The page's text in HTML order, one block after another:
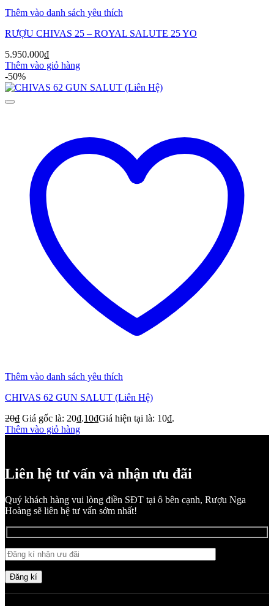
Thêm vào danh sách yêu thích
RƯỢU CHIVAS 25 – ROYAL SALUTE 25 YO
5.950.000₫
Thêm vào giỏ hàng
-50%
Thêm vào danh sách yêu thích
CHIVAS 62 GUN SALUT (Liên Hệ)
20₫ Giá gốc là: 20₫.10₫Giá hiện tại là: 10₫.
Thêm vào giỏ hàng
Liên hệ tư vấn và nhận ưu đãi
Quý khách hàng vui lòng điền SĐT tại ô bên cạnh, Rượu Nga
Hoàng sẽ liên hệ tư vấn sớm nhất!
Đăng kí